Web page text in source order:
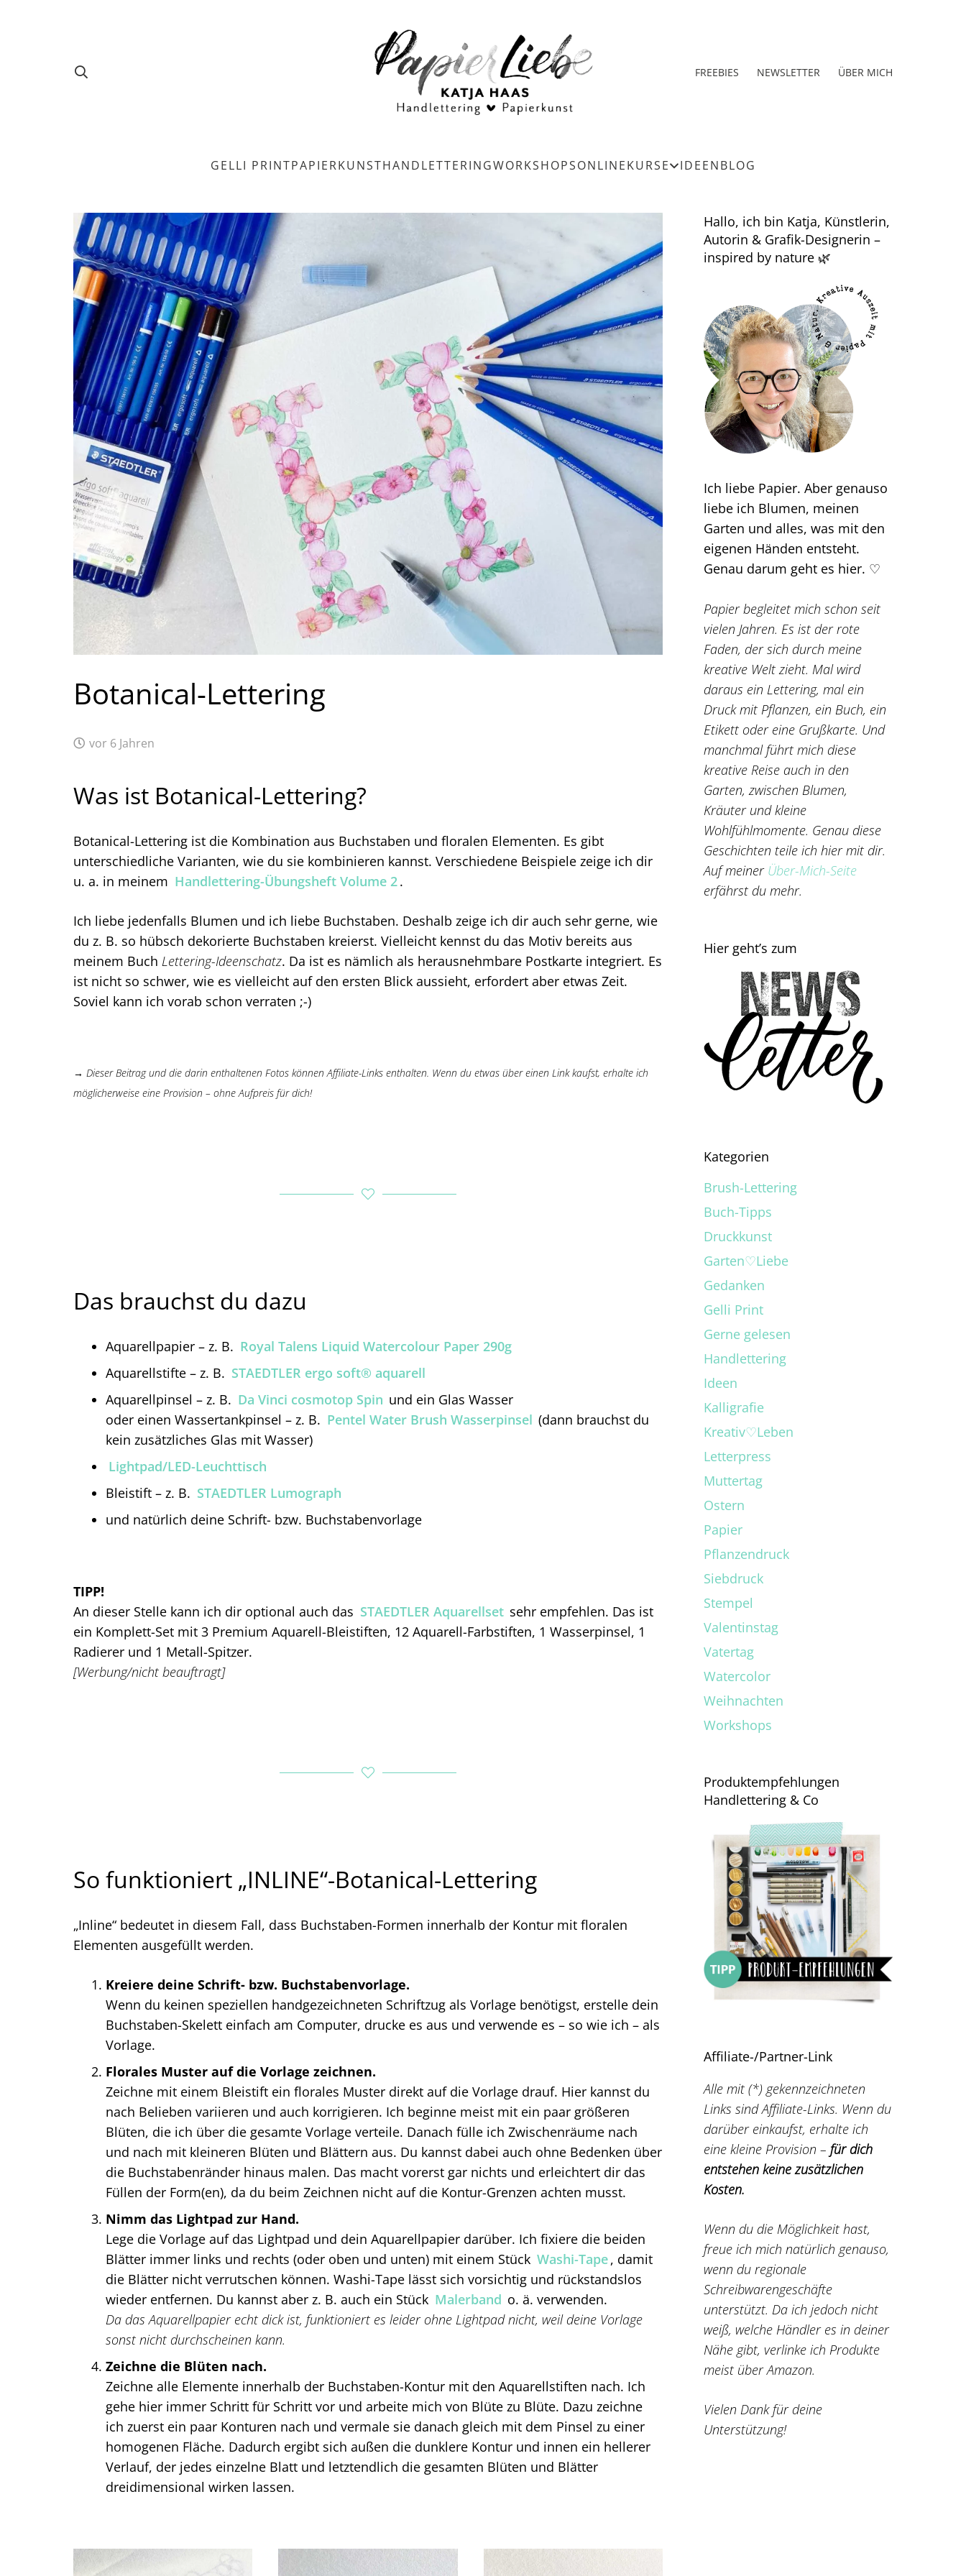
FREEBIES NEWSLETTER ÜBER MICH
GELLI PRINTPAPIERKUNSTHANDLETTERINGWORKSHOPSONLINEKURSE IDEENBLOG
Botanical-Lettering
vor 6 Jahren
Was ist Botanical-Lettering?
Botanical-Lettering ist die Kombination aus Buchstaben und floralen Elementen. Es gibt
unterschiedliche Varianten, wie du sie kombinieren kannst. Verschiedene Beispiele zeige ich dir
u. a. in meinem Handlettering-Übungsheft Volume 2.
Ich liebe jedenfalls Blumen und ich liebe Buchstaben. Deshalb zeige ich dir auch sehr gerne, wie
du z. B. so hübsch dekorierte Buchstaben kreierst. Vielleicht kennst du das Motiv bereits aus
meinem Buch Lettering-Ideenschatz. Da ist es nämlich als herausnehmbare Postkarte integriert. Es
ist nicht so schwer, wie es vielleicht auf den ersten Blick aussieht, erfordert aber etwas Zeit.
Soviel kann ich vorab schon verraten ;-)
→ Dieser Beitrag und die darin enthaltenen Fotos können Affiliate-Links enthalten. Wenn du etwas über einen Link kaufst, erhalte ich
möglicherweise eine Provision – ohne Aufpreis für dich!
Das brauchst du dazu
Aquarellpapier – z. B. Royal Talens Liquid Watercolour Paper 290g
Aquarellstifte – z. B. STAEDTLER ergo soft® aquarell
Aquarellpinsel – z. B. Da Vinci cosmotop Spin und ein Glas Wasser
oder einen Wassertankpinsel – z. B. Pentel Water Brush Wasserpinsel (dann brauchst du
kein zusätzliches Glas mit Wasser)
Lightpad/LED-Leuchttisch
Bleistift – z. B. STAEDTLER Lumograph
und natürlich deine Schrift- bzw. Buchstabenvorlage
TIPP!
An dieser Stelle kann ich dir optional auch das STAEDTLER Aquarellset sehr empfehlen. Das ist
ein Komplett-Set mit 3 Premium Aquarell-Bleistiften, 12 Aquarell-Farbstiften, 1 Wasserpinsel, 1
Radierer und 1 Metall-Spitzer.
[Werbung/nicht beauftragt]
So funktioniert „INLINE“-Botanical-Lettering
„Inline“ bedeutet in diesem Fall, dass Buchstaben-Formen innerhalb der Kontur mit floralen
Elementen ausgefüllt werden.
Kreiere deine Schrift- bzw. Buchstabenvorlage.
Wenn du keinen speziellen handgezeichneten Schriftzug als Vorlage benötigst, erstelle dein
Buchstaben-Skelett einfach am Computer, drucke es aus und verwende es – so wie ich – als
Vorlage.
Florales Muster auf die Vorlage zeichnen.
Zeichne mit einem Bleistift ein florales Muster direkt auf die Vorlage drauf. Hier kannst du
nach Belieben variieren und auch korrigieren. Ich beginne meist mit ein paar größeren
Blüten, die ich über die gesamte Vorlage verteile. Danach fülle ich Zwischenräume nach
und nach mit kleineren Blüten und Blättern aus. Du kannst dabei auch ohne Bedenken über
die Buchstabenränder hinaus malen. Das macht vorerst gar nichts und erleichtert dir das
Füllen der Form(en), da du beim Zeichnen nicht auf die Kontur-Grenzen achten musst.
Nimm das Lightpad zur Hand.
Lege die Vorlage auf das Lightpad und dein Aquarellpapier darüber. Ich fixiere die beiden
Blätter immer links und rechts (oder oben und unten) mit einem Stück Washi-Tape, damit
die Blätter nicht verrutschen können. Washi-Tape lässt sich vorsichtig und rückstandslos
wieder entfernen. Du kannst aber z. B. auch ein Stück Malerband o. ä. verwenden.
Da das Aquarellpapier echt dick ist, funktioniert es leider ohne Lightpad nicht, weil deine Vorlage
sonst nicht durchscheinen kann.
Zeichne die Blüten nach.
Zeichne alle Elemente innerhalb der Buchstaben-Kontur mit den Aquarellstiften nach. Ich
gehe hier immer Schritt für Schritt vor und arbeite mich von Blüte zu Blüte. Dazu zeichne
ich zuerst ein paar Konturen nach und vermale sie danach gleich mit dem Pinsel zu einer
homogenen Fläche. Dadurch ergibt sich außen die dunklere Kontur und innen ein hellerer
Verlauf, der jedes einzelne Blatt und letztendlich die gesamten Blüten und Blätter
dreidimensional wirken lassen.
Hallo, ich bin Katja, Künstlerin,
Autorin & Grafik-Designerin –
inspired by nature 🌿
Ich liebe Papier. Aber genauso
liebe ich Blumen, meinen
Garten und alles, was mit den
eigenen Händen entsteht.
Genau darum geht es hier. ♡
Papier begleitet mich schon seit
vielen Jahren. Es ist der rote
Faden, der sich durch meine
kreative Welt zieht. Mal wird
daraus ein Lettering, mal ein
Druck mit Pflanzen, ein Buch, ein
Etikett oder eine Grußkarte. Und
manchmal führt mich diese
kreative Reise auch in den
Garten, zwischen Blumen,
Kräuter und kleine
Wohlfühlmomente. Genau diese
Geschichten teile ich hier mit dir.
Auf meiner Über-Mich-Seite
erfährst du mehr.
Hier geht’s zum
Kategorien
Brush-Lettering
Buch-Tipps
Druckkunst
Garten♡Liebe
Gedanken
Gelli Print
Gerne gelesen
Handlettering
Ideen
Kalligrafie
Kreativ♡Leben
Letterpress
Muttertag
Ostern
Papier
Pflanzendruck
Siebdruck
Stempel
Valentinstag
Vatertag
Watercolor
Weihnachten
Workshops
Produktempfehlungen
Handlettering & Co
Affiliate-/Partner-Link
Alle mit (*) gekennzeichneten
Links sind Affiliate-Links. Wenn du
darüber einkaufst, erhalte ich
eine kleine Provision –für dich
entstehen keine zusätzlichen
Kosten.
Wenn du die Möglichkeit hast,
freue ich mich natürlich genauso,
wenn du regionale
Schreibwarengeschäfte
unterstützt. Da ich jedoch nicht
weiß, welche Händler es in deiner
Nähe gibt, verlinke ich Produkte
meist über Amazon.
Vielen Dank für deine
Unterstützung!